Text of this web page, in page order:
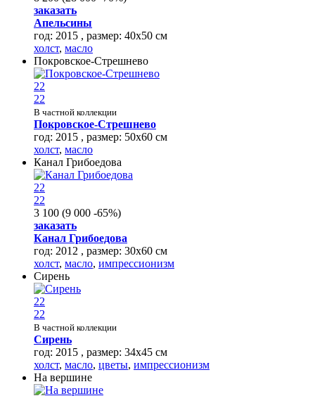
заказать
Апельсины
год: 2015 , размер: 40х50 см
холст, масло
Покровское-Стрешнево
22
22
В частной коллекции
Покровское-Стрешнево
год: 2015 , размер: 50х60 см
холст, масло
Канал Грибоедова
22
22
3 100 (9 000 -65%)
заказать
Канал Грибоедова
год: 2012 , размер: 30х60 см
холст, масло, импрессионизм
Сирень
22
22
В частной коллекции
Сирень
год: 2015 , размер: 34х45 см
холст, масло, цветы, импрессионизм
На вершине